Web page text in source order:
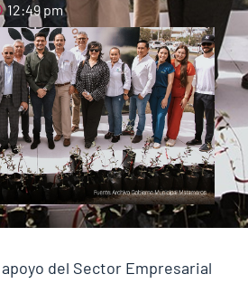
12:49 pm
del Sector Empresarial